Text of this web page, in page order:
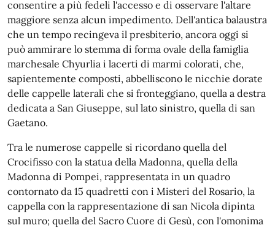
consentire a più fedeli l'accesso e di osservare l'altare
maggiore senza alcun impedimento. Dell'antica balaustra
che un tempo recingeva il presbiterio, ancora oggi si
può ammirare lo stemma di forma ovale della famiglia
marchesale Chyurlia i lacerti di marmi colorati, che,
sapientemente composti, abbelliscono le nicchie dorate
delle cappelle laterali che si fronteggiano, quella a destra
dedicata a San Giuseppe, sul lato sinistro, quella di san
Gaetano.
Tra le numerose cappelle si ricordano quella del
Crocifisso con la statua della Madonna, quella della
Madonna di Pompei, rappresentata in un quadro
contornato da 15 quadretti con i Misteri del Rosario, la
cappella con la rappresentazione di san Nicola dipinta
sul muro; quella del Sacro Cuore di Gesù, con l'omonima